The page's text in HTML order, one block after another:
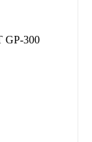
GP-300